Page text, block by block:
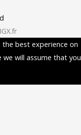
best experience on
will assume that you